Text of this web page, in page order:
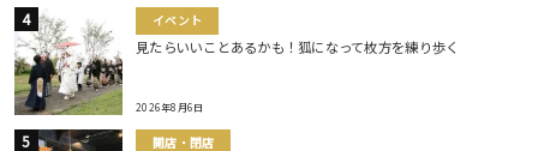
イベント
見たらいいことあるかも！狐になって枚方を練り歩く
2026年8月6日
開店・閉店